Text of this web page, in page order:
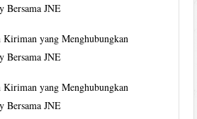
Bersama JNE
Kiriman yang Menghubungkan
Bersama JNE
Kiriman yang Menghubungkan
Bersama JNE